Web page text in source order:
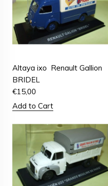
Altaya ixo Renault Gallion
BRIDEL
€15,00
Add to Cart